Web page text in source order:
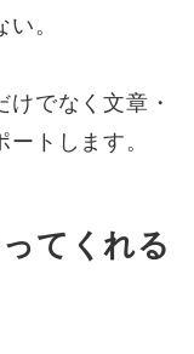
。
でなく文章・
トします。
てくれる